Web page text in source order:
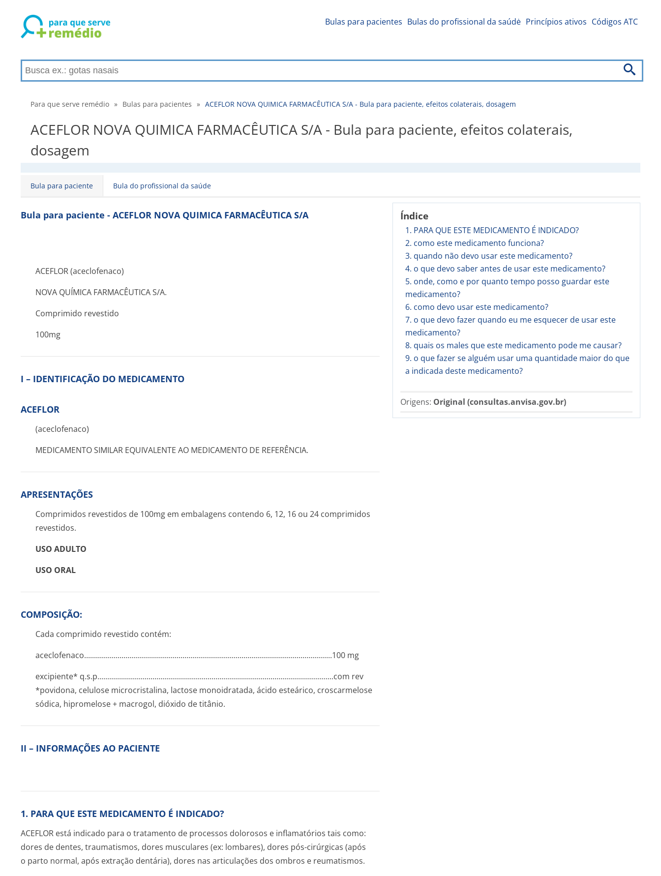
Bulas para pacientes Bulas do profissional da saúdė Princípios ativos Códigos ATC
Para que serve remédio » Bulas para pacientes » ACEFLOR NOVA QUIMICA FARMACÊUTICA S/A - Bula para paciente, efeitos colaterais, dosagem
ACEFLOR NOVA QUIMICA FARMACÊUTICA S/A - Bula para paciente, efeitos colaterais,
dosagem
Bula para paciente Bula do profissional da saúde
Índice
1. PARA QUE ESTE MEDICAMENTO É INDICADO?
2. como este medicamento funciona?
3. quando não devo usar este medicamento?
4. o que devo saber antes de usar este medicamento?
5. onde, como e por quanto tempo posso guardar este
medicamento?
6. como devo usar este medicamento?
7. o que devo fazer quando eu me esquecer de usar este
medicamento?
8. quais os males que este medicamento pode me causar?
9. o que fazer se alguém usar uma quantidade maior do que
a indicada deste medicamento?
Origens: Original (consultas.anvisa.gov.br)
Bula para paciente - ACEFLOR NOVA QUIMICA FARMACÊUTICA S/A
ACEFLOR (aceclofenaco)
NOVA QUÍMICA FARMACÊUTICA S/A.
Comprimido revestido
100mg
I – IDENTIFICAÇÃO DO MEDICAMENTO
ACEFLOR
(aceclofenaco)
MEDICAMENTO SIMILAR EQUIVALENTE AO MEDICAMENTO DE REFERÊNCIA.
APRESENTAÇÕES
Comprimidos revestidos de 100mg em embalagens contendo 6, 12, 16 ou 24 comprimidos
revestidos.
USO ADULTO
USO ORAL
COMPOSIÇÃO:
Cada comprimido revestido contém:
aceclofenaco.­.............­.............­.............­.............­.............­.............­.............­.............­.............­........100 mg
excipiente* q.s.p........­.............­.............­.............­.............­.............­.............­.............­.............­........com rev
*povidona, celulose microcristalina, lactose monoidratada, ácido esteárico, croscarmelose
sódica, hipromelose + macrogol, dióxido de titânio.
II – INFORMAÇÕES AO PACIENTE
1. PARA QUE ESTE MEDICAMENTO É INDICADO?
ACEFLOR está indicado para o tratamento de processos dolorosos e inflamatórios tais como:
dores de dentes, traumatismos, dores musculares (ex: lombares), dores pós-cirúrgicas (após
o parto normal, após extração dentária), dores nas articulações dos ombros e reumatismos.